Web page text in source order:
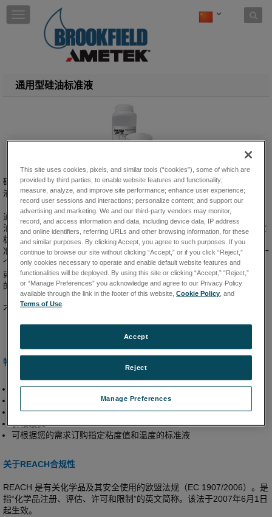
Skip to content
T
o
n
a
a
o
n
通用型硅油标准液
硅油粘度标准液是校验Brookfield实验室粘度计/流变仪最常用的标准
液，对温度的敏感性比矿物油的要低。
通用型硅油标准液是校验Brookfield粘度计/流变仪最常用的标准液。硅
油标准液是牛顿流体，精确到±1%粘度值。硅油标准液具有优良的温度
稳定性，对温度的敏感性比油类粘度标准液的要低。Brookfield粘度标
准液的校验方法遵循美国国家标准和技术研究所（NIST）标准。选择一
个或两个标准液基本可以满足您仪器的校验的需要。粘度为 30,000 cP
或更高的粘度标准液以 16 盎司（500 毫升）容器供应；所有其他规格
的粘度标准液以 32 盎司（1000 毫升）容器供应，并附有校准证书。
不知道自己需要哪种标准液？参见我们的
特性和优点
精度：±粘度值的1%
推荐用于Brookfield粘度计以及其它大多数的旋转粘度计
价格最优
可根据您的需求订购指定粘度值和温度的标准液
关于REACH合规性
REACH 是有关化学品及其安全使用的欧盟法规（EC 1907/2006）。是
指“化学品注册、评估、许可和限制”的英文简称。该法于2007年6月1日
起生效。
This site uses cookies, pixels, and similar tools (“cookies”), some of which are
provided by third parties, to enable website features and functionality;
measure, analyze, and improve site performance; enhance user experience;
record user sessions and interactions; personalize content; and support our
advertising and marketing. We and our third-party vendors may monitor,
record, and access information and data, including device data, IP address
and online identifiers, referring URLs and other browsing information, for these
and similar purposes. By clicking Accept, you agree to such purposes. If you
continue to browse our site without clicking “Accept,” or if you click “Reject,”
only cookies necessary to operate and enable default website features and
functionalities will be deployed. By using this site or clicking “Accept,” “Reject,”
or “Manage Preferences” you acknowledge and agree to our Privacy Policy
available through the link in the footer of this website,Cookie Policy , and
Terms of Use
Manage Preferences
Reject
Accept